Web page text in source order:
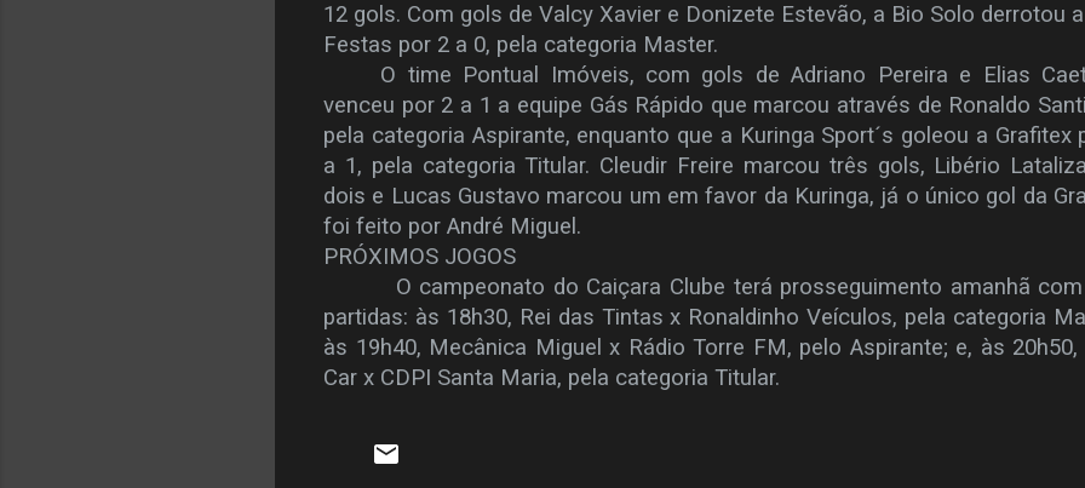
12 gols. Com gols de Valcy Xavier e Donizete Estevão, a Bio Solo derrotou
Festas por 2 a 0, pela categoria Master.
O time Pontual Imóveis, com gols de Adriano Pereira e Elias
venceu por 2 a 1 a equipe Gás Rápido que marcou através de Ronaldo
pela categoria Aspirante, enquanto que a Kuringa Sport´s goleou a Grafitex
a 1, pela categoria Titular. Cleudir Freire marcou três gols, Libério
dois e Lucas Gustavo marcou um em favor da Kuringa, já o único gol da
foi feito por André Miguel.
PRÓXIMOS JOGOS
O campeonato do Caiçara Clube terá prosseguimento amanhã
partidas: às 18h30, Rei das Tintas x Ronaldinho Veículos, pela categoria
às 19h40, Mecânica Miguel x Rádio Torre FM, pelo Aspirante; e, às
Car x CDPI Santa Maria, pela categoria Titular.